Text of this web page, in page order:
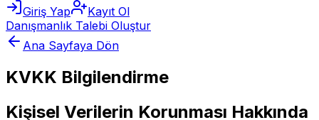
Giriş Yap
Kayıt Ol
Danışmanlık Talebi Oluştur
Ana Sayfaya Dön
KVKK Bilgilendirme
Kişisel Verilerin Korunması Hakkında